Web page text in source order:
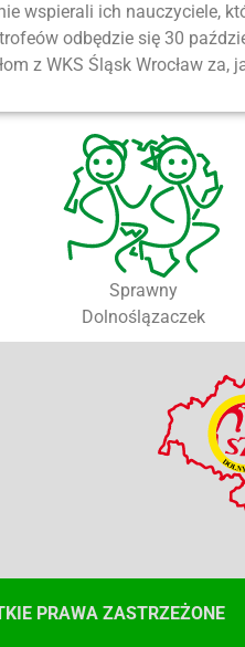
wspierali ich nauczyciele,
odbędzie się 30
z WKS Śląsk Wrocław za,
Sprawny
Dolnoślązaczek
PRAWA ZASTRZEŻONE